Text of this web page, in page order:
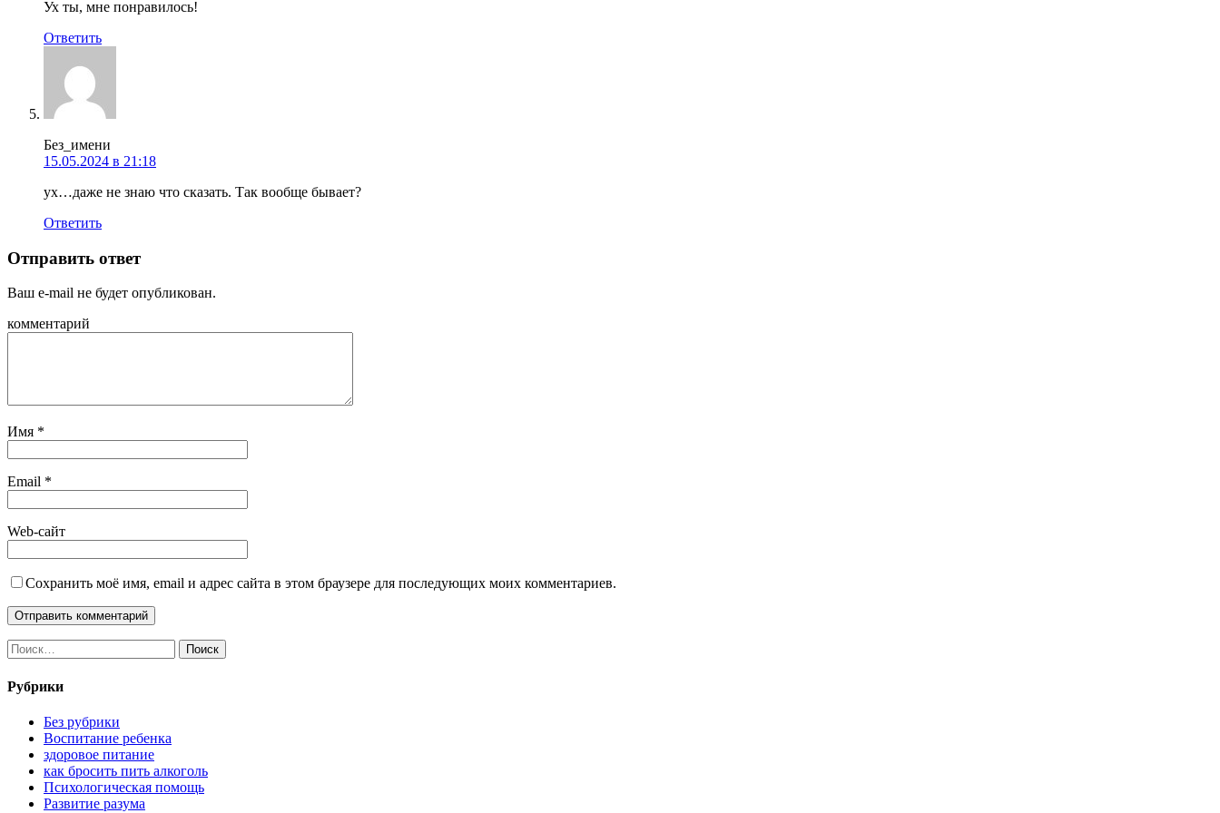
Ух ты, мне понравилось!
Ответить
Без_имени
15.05.2024 в 21:18
ух…даже не знаю что сказать. Так вообще бывает?
Ответить
Отправить ответ
Ваш e-mail не будет опубликован.
комментарий
Имя *
Email *
Web-сайт
Сохранить моё имя, email и адрес сайта в этом браузере для последующих моих комментариев.
Найти:
Рубрики
Без рубрики
Воспитание ребенка
здоровое питание
как бросить пить алкоголь
Психологическая помощь
Развитие разума